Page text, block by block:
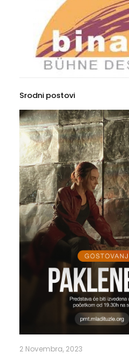
Srodni postovi
2 Novembra, 2023